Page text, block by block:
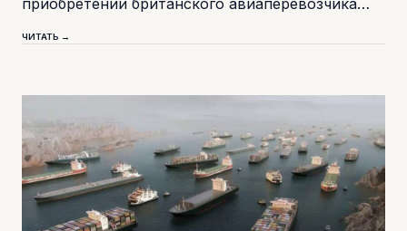
приобретении британского авиаперевозчика…
ЧИТАТЬ →